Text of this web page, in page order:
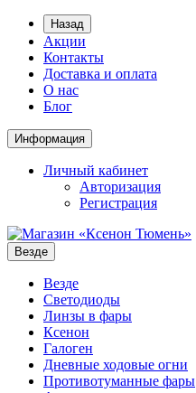
Назад
Акции
Контакты
Доставка и оплата
О нас
Блог
Информация
Личный кабинет
Авторизация
Регистрация
Везде
Везде
Светодиоды
Линзы в фары
Ксенон
Галоген
Дневные ходовые огни
Противотуманные фары